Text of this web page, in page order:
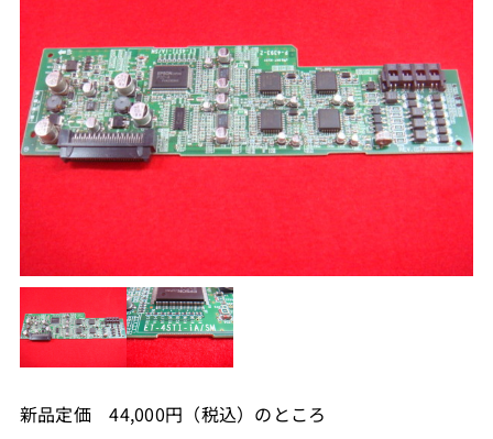
新品定価 44,000円（税込）のところ